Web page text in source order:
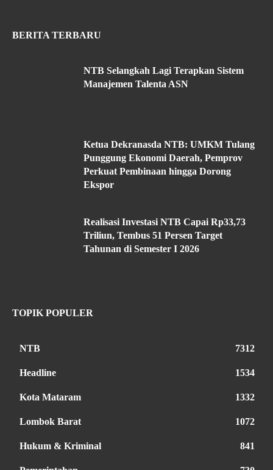
BERITA TERBARU
NTB Selangkah Lagi Terapkan Sistem
Manajemen Talenta ASN
Ketua Dekranasda NTB: UMKM Tulang
Punggung Ekonomi Daerah, Pemprov
Perkuat Pembinaan hingga Dorong
Ekspor
Realisasi Investasi NTB Capai Rp33,73
Triliun, Tembus 51 Persen Target
Tahunan di Semester I 2026
TOPIK POPULER
NTB 7312
Headline 1534
Kota Mataram 1332
Lombok Barat 1072
Hukum & Kriminal 841